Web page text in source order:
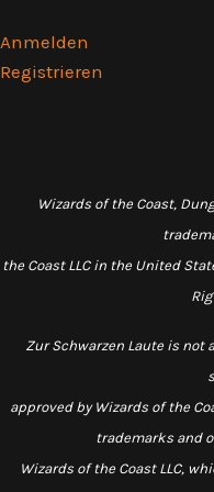
Anmelden
Registrieren
Wizards of the Coast,
the Coast LLC in the United
Zur Schwarzen Laute is
approved by Wizards of the
trademarks and
Wizards of the Coast LLC,